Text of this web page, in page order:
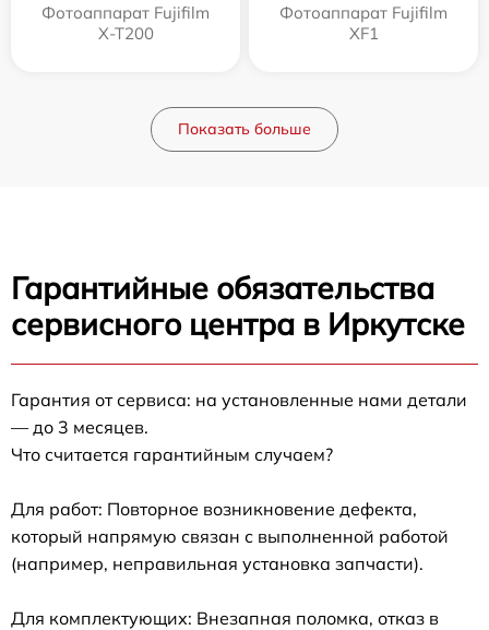
Фотоаппарат Fujifilm
X-T200
Фотоаппарат Fujifilm
XF1
Показать больше
Гарантийные обязательства
сервисного центра в Иркутске
Гарантия от сервиса: на установленные нами детали
— до 3 месяцев.
Что считается гарантийным случаем?
Для работ: Повторное возникновение дефекта,
который напрямую связан с выполненной работой
(например, неправильная установка запчасти).
Для комплектующих: Внезапная поломка, отказ в